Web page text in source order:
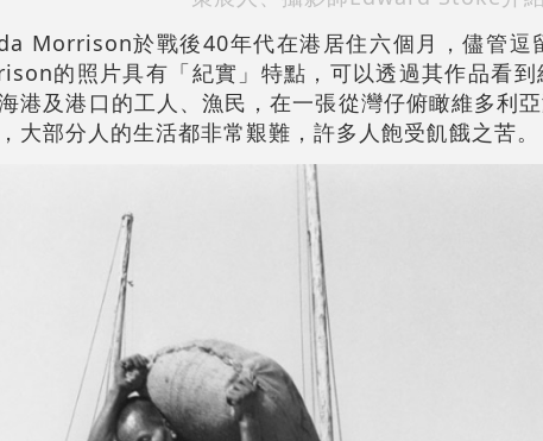
Morrison於戰後40年代在港居住六個月，儘管逗
的照片具有「紀實」特點，可以透過其作品看
港及港口的工人、漁民，在一張從灣仔俯瞰維多利
大部分人的生活都非常艱難，許多人飽受飢餓之苦。